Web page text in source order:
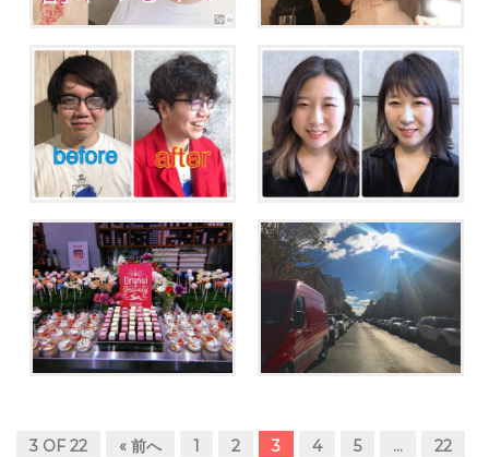
ぽっちゃり系男子がエロ髪
でモテるには。
「あたしは前髪似合わな
い」そのトラウマを払拭し
ます！！
【占いフェス☆スピンオフ
イベント☆】2018年開運メ
イク解説！
3.11 美容師としてなにをすべ
3 OF 22 « 前へ 1 2 3 4 5 …
22